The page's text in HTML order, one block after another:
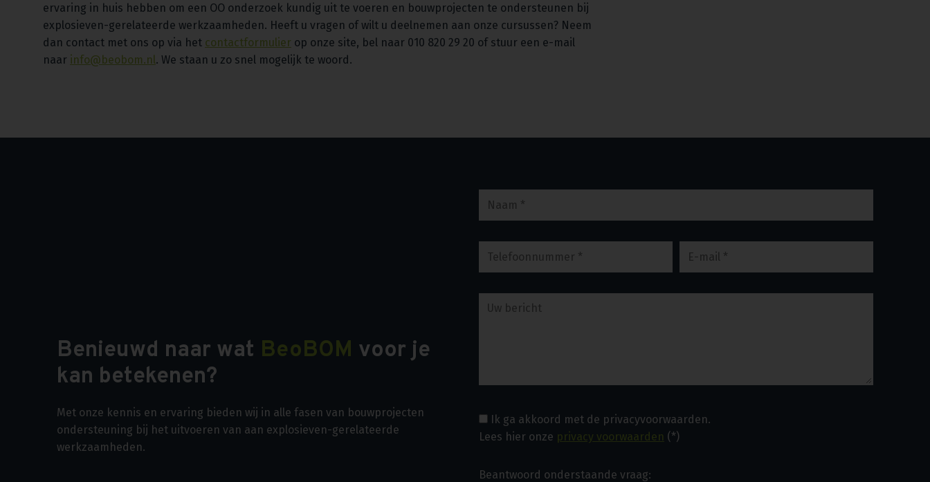
ervaring in huis hebben om een OO onderzoek kundig uit te voeren en bouwprojecten te ondersteunen bij
explosieven-gerelateerde werkzaamheden. Heeft u vragen of wilt u deelnemen aan onze cursussen? Neem
dan contact met ons op via het contactformulier op onze site, bel naar 010 820 29 20 of stuur een e-mail
naar info@beobom.nl . We staan u zo snel mogelijk te woord.
Benieuwd naar wat BeoBOM voor je
kan betekenen?
Met onze kennis en ervaring bieden wij in alle fasen van bouwprojecten
ondersteuning bij het uitvoeren van aan explosieven-gerelateerde
werkzaamheden.
Ik ga akkoord met de privacyvoorwaarden.
Lees hier onze privacy voorwaarden (*)
Beantwoord onderstaande vraag: